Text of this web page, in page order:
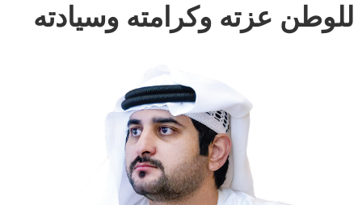
للوطن عزته وكرامته وسيادته